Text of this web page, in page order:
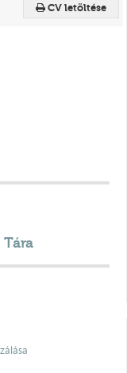
CV letöltése